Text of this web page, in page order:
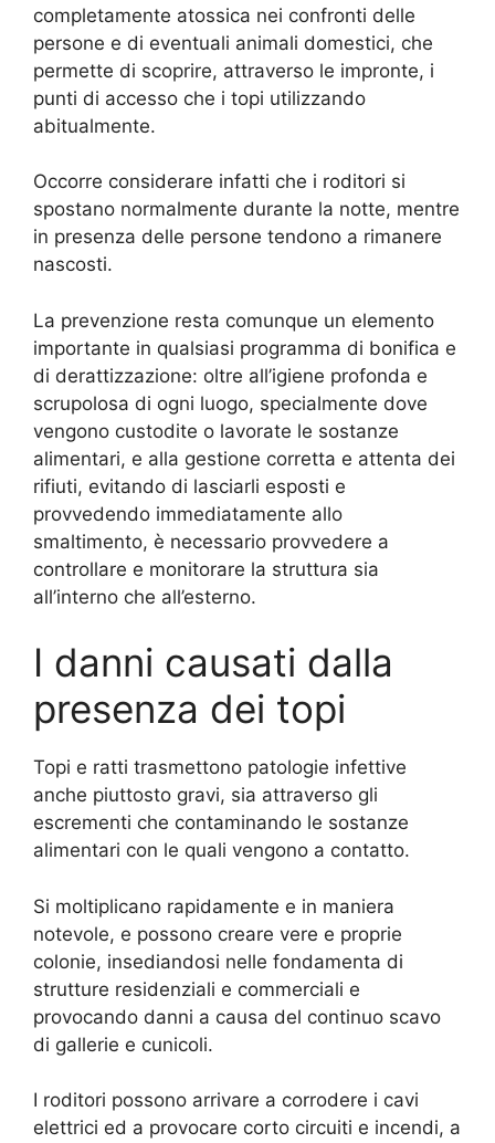
completamente atossica nei confronti delle
persone e di eventuali animali domestici, che
permette di scoprire, attraverso le impronte, i
punti di accesso che i topi utilizzando
abitualmente.
Occorre considerare infatti che i roditori si
spostano normalmente durante la notte, mentre
in presenza delle persone tendono a rimanere
nascosti.
La prevenzione resta comunque un elemento
importante in qualsiasi programma di bonifica e
di derattizzazione: oltre all’igiene profonda e
scrupolosa di ogni luogo, specialmente dove
vengono custodite o lavorate le sostanze
alimentari, e alla gestione corretta e attenta dei
rifiuti, evitando di lasciarli esposti e
provvedendo immediatamente allo
smaltimento, è necessario provvedere a
controllare e monitorare la struttura sia
all’interno che all’esterno.
I danni causati dalla
presenza dei topi
Topi e ratti trasmettono patologie infettive
anche piuttosto gravi, sia attraverso gli
escrementi che contaminando le sostanze
alimentari con le quali vengono a contatto.
Si moltiplicano rapidamente e in maniera
notevole, e possono creare vere e proprie
colonie, insediandosi nelle fondamenta di
strutture residenziali e commerciali e
provocando danni a causa del continuo scavo
di gallerie e cunicoli.
I roditori possono arrivare a corrodere i cavi
elettrici ed a provocare corto circuiti e incendi, a